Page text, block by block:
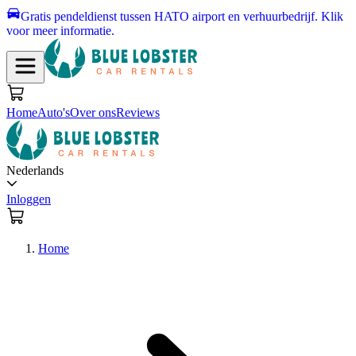
Gratis pendeldienst tussen HATO airport en verhuurbedrijf. Klik
voor meer informatie.
HomeAuto'sOver onsReviews
Nederlands
Inloggen
Home